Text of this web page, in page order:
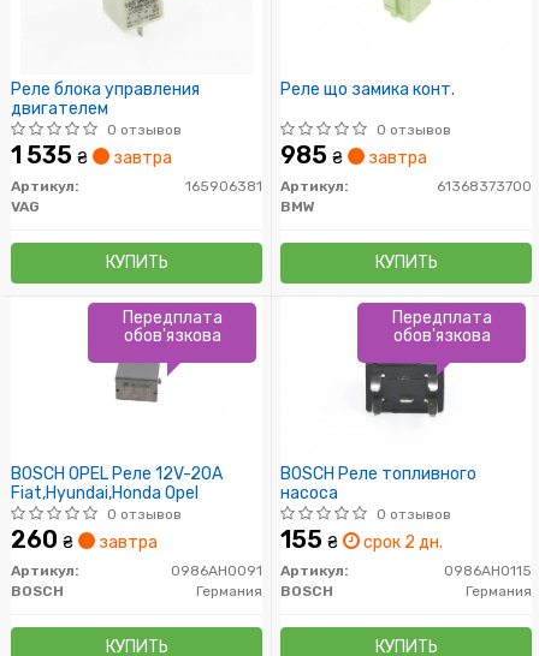
Реле блока управления
двигателем
0 отзывов
1 535 ₴ завтра
Артикул:
165906381
VAG
КУПИТЬ
Реле що замика конт.
0 отзывов
985 ₴ завтра
Артикул:
61368373700
BMW
КУПИТЬ
BOSCH OPEL Реле 12V-20A
Fiat,Hyundai,Honda Opel
0 отзывов
260 ₴ завтра
Артикул:
0986AH0091
BOSCH
Германия
КУПИТЬ
Передплата
обов'язкова
BOSCH Реле топливного
насоса
0 отзывов
155 ₴ срок 2 дн.
Артикул:
0986AH0115
BOSCH
Германия
КУПИТЬ
Передплата
обов'язкова